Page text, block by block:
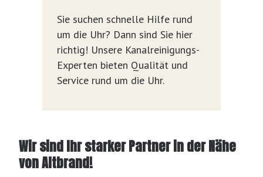
Sie suchen schnelle Hilfe rund
um die Uhr? Dann sind Sie hier
richtig! Unsere Kanalreinigungs-
Experten bieten Qualität und
Service rund um die Uhr.
Wir sind Ihr starker Partner in der Nähe
von Altbrand!